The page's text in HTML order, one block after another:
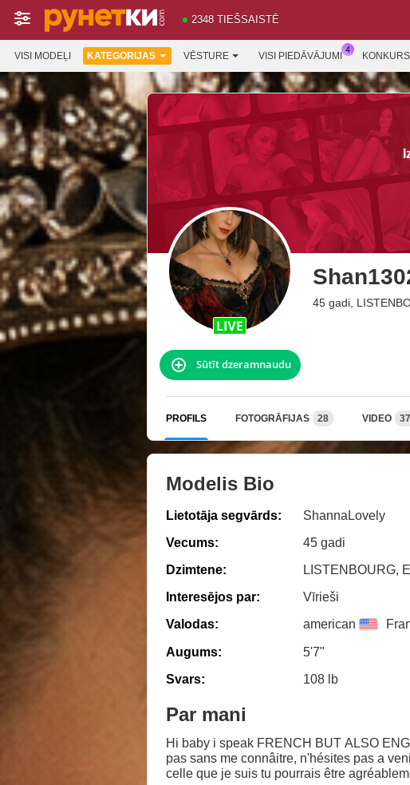
2348 TIEŠSAISTĒ
VISI MODEĻI KATEGORIJAS VĒSTURE VISI PIEDĀVĀJUMI KONKURSI
45 gadi,
Sūtīt dzeramnaudu
PROFILS FOTOGRĀFIJAS 28 VIDEO 37
Modelis Bio
Lietotāja segvārds:
ShannaLovely
Vecums:
45 gadi
Dzimtene:
LISTENBOURG,
Interesējos par:
Vīrieši
Valodas:
american
Augums:
5'7"
Svars:
108 lb
Par mani
Hi baby i speak FRENCH BUT ALSO
pas sans me connâitre, n'hésites pas a
celle que je suis tu pourrais être